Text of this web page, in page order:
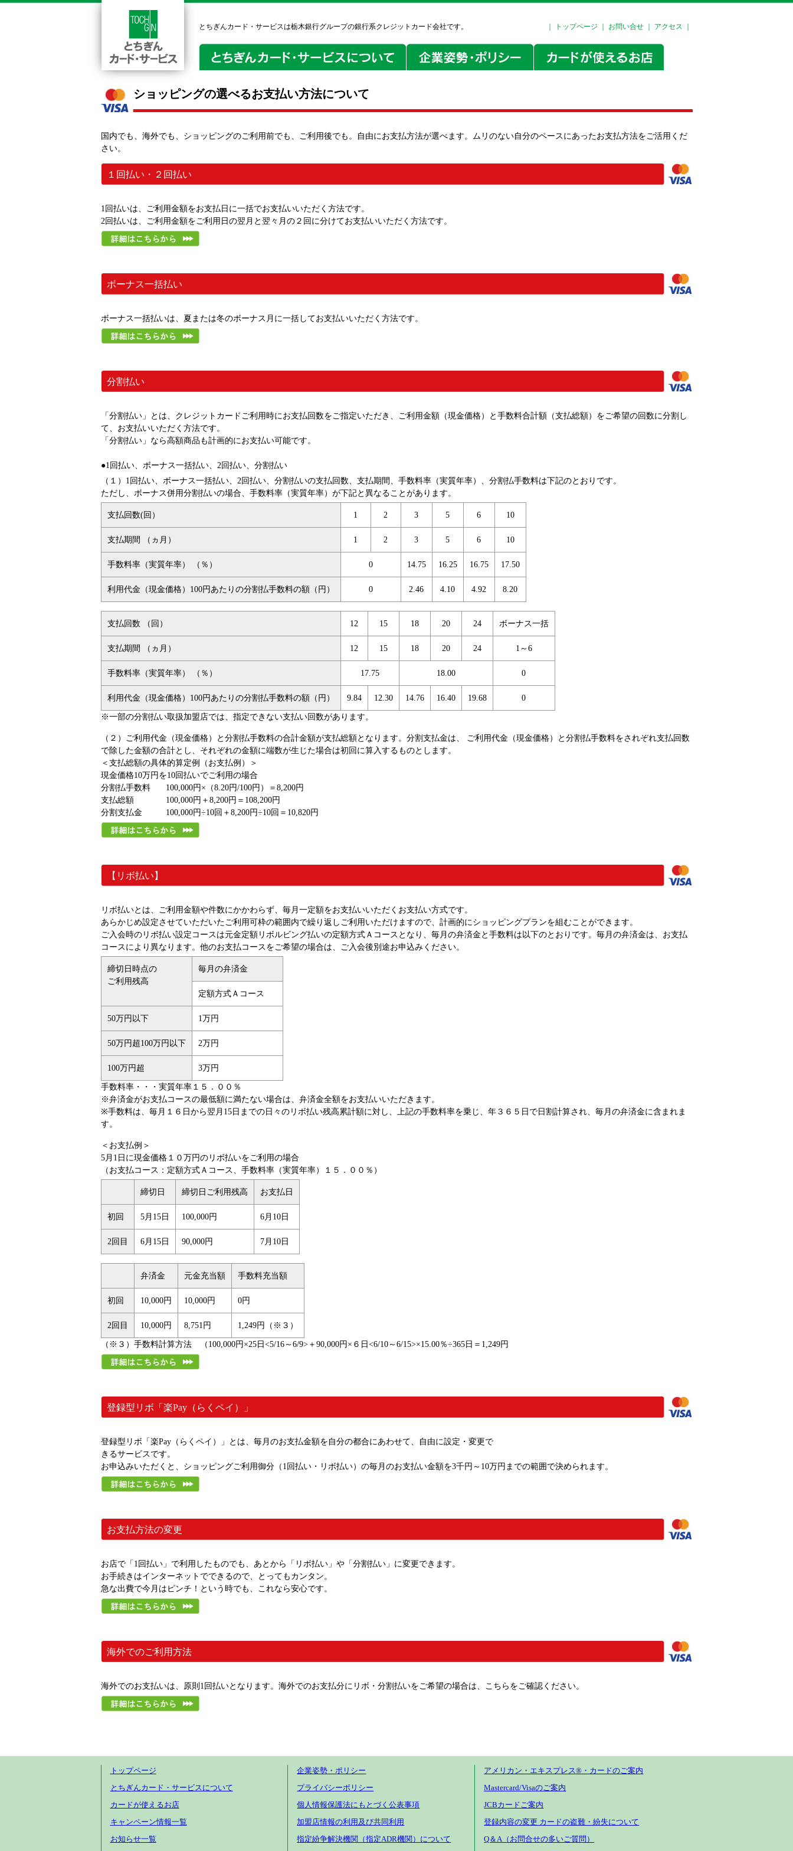
とちぎんカード・サービスは栃木銀行グループの銀行系クレジットカード会社です。 トップページ お問い合せ アクセス
ショッピングの選べるお支払い方法について
国内でも、海外でも、ショッピングのご利用前でも、ご利用後でも。自由にお支払方法が選べます。ムリのない自分のペースにあったお支払方法をご活用くだ
さい。
１回払い・２回払い
1回払いは、ご利用金額をお支払日に一括でお支払いいただく方法です。
2回払いは、ご利用金額をご利用日の翌月と翌々月の２回に分けてお支払いいただく方法です。
ボーナス一括払い
ボーナス一括払いは、夏または冬のボーナス月に一括してお支払いいただく方法です。
分割払い
「分割払い」とは、クレジットカードご利用時にお支払回数をご指定いただき、ご利用金額（現金価格）と手数料合計額（支払総額）をご希望の回数に分割し
て、お支払いいただく方法です。
「分割払い」なら高額商品も計画的にお支払い可能です。
●1回払い、ボーナス一括払い、2回払い、分割払い
（１）1回払い、ボーナス一括払い、2回払い、分割払いの支払回数、支払期間、手数料率（実質年率）、分割払手数料は下記のとおりです。
ただし、ボーナス併用分割払いの場合、手数料率（実質年率）が下記と異なることがあります。
支払回数(回） 1 2 3 5 6 10
支払期間 （ヵ月） 1 2 3 5 6 10
手数料率（実質年率） （％） 0 14.75 16.25 16.75 17.50
利用代金（現金価格）100円あたりの分割払手数料の額（円） 0 2.46 4.10 4.92 8.20
支払回数 （回） 12 15 18 20 24 ボーナス一括
支払期間 （ヵ月） 12 15 18 20 24 1～6
手数料率（実質年率） （％） 17.75 18.00 0
利用代金（現金価格）100円あたりの分割払手数料の額（円） 9.84 12.30 14.76 16.40 19.68 0
※一部の分割払い取扱加盟店では、指定できない支払い回数があります。
（２）ご利用代金（現金価格）と分割払手数料の合計金額が支払総額となります。分割支払金は、 ご利用代金（現金価格）と分割払手数料をされぞれ支払回数
で除した金額の合計とし、それぞれの金額に端数が生じた場合は初回に算入するものとします。
＜支払総額の具体的算定例（お支払例）＞
現金価格10万円を10回払いでご利用の場合
分割払手数料
支払総額
分割支払金
100,000円×（8.20円/100円）＝8,200円
100,000円＋8,200円＝108,200円
100,000円÷10回＋8,200円÷10回＝10,820円
【リボ払い】
リボ払いとは、ご利用金額や件数にかかわらず、毎月一定額をお支払いいただくお支払い方式です。
あらかじめ設定させていただいたご利用可枠の範囲内で繰り返しご利用いただけますので、計画的にショッピングプランを組むことができます。
ご入会時のリボ払い設定コースは元金定額リボルビング払いの定額方式Ａコースとなり、毎月の弁済金と手数料は以下のとおりです。毎月の弁済金は、お支払
コースにより異なります。他のお支払コースをご希望の場合は、ご入会後別途お申込みください。
締切日時点の
ご利用残高
毎月の弁済金
定額方式Ａコース
50万円以下 1万円
50万円超100万円以下 2万円
100万円超 3万円
手数料率・・・実質年率１５．００％
※弁済金がお支払コースの最低額に満たない場合は、弁済金全額をお支払いいただきます。
※手数料は、毎月１６日から翌月15日までの日々のリボ払い残高累計額に対し、上記の手数料率を乗じ、年３６５日で日割計算され、毎月の弁済金に含まれま
す。
＜お支払例＞
5月1日に現金価格１０万円のリボ払いをご利用の場合
（お支払コース：定額方式Ａコース、手数料率（実質年率）１５．００％）
締切日 締切日ご利用残高 お支払日
初回 5月15日 100,000円 6月10日
2回目 6月15日 90,000円 7月10日
弁済金 元金充当額 手数料充当額
初回 10,000円 10,000円 0円
2回目 10,000円 8,751円 1,249円（※３）
（※３）手数料計算方法 （100,000円×25日<5/16～6/9>＋90,000円×６日<6/10～6/15>×15.00％÷365日＝1,249円
登録型リボ「楽Pay（らくペイ）」
登録型リボ「楽Pay（らくペイ）」とは、毎月のお支払金額を自分の都合にあわせて、自由に設定・変更で
きるサービスです。
お申込みいただくと、ショッピングご利用御分（1回払い・リボ払い）の毎月のお支払い金額を3千円～10万円までの範囲で決められます。
お支払方法の変更
お店で「1回払い」で利用したものでも、あとから「リボ払い」や「分割払い」に変更できます。
お手続きはインターネットでできるので、とってもカンタン。
急な出費で今月はピンチ！という時でも、これなら安心です。
海外でのご利用方法
海外でのお支払いは、原則1回払いとなります。海外でのお支払分にリボ・分割払いをご希望の場合は、こちらをご確認ください。
トップページ
とちぎんカード・サービスについて
カードが使えるお店
キャンペーン情報一覧
お知らせ一覧
企業姿勢・ポリシー
プライバシーポリシー
個人情報保護法にもとづく公表事項
加盟店情報の利用及び共同利用
指定紛争解決機関（指定ADR機関）について
アメリカン・エキスプレス®・カードのご案内
Mastercard/Visaのご案内
JCBカードご案内
登録内容の変更 カードの盗難・紛失について
Q＆A（お問合せの多いご質問）